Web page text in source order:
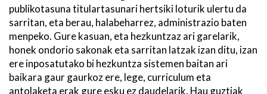
publikotasuna titulartasunari hertsiki loturik ulertu da
sarritan, eta berau, halabeharrez, administrazio baten
menpeko. Gure kasuan, eta hezkuntzaz ari garelarik,
honek ondorio sakonak eta sarritan latzak izan ditu, izan
ere inposatutako bi hezkuntza sistemen baitan ari
baikara gaur gaurkoz ere, lege, curriculum eta
antolaketa erak gure esku ez daudelarik. Hau guztiak